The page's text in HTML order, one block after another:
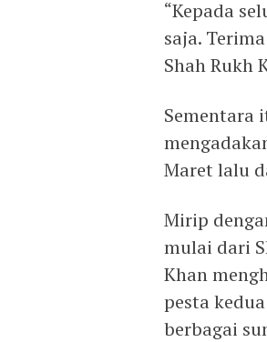
“Kepada
saja.
Shah Rukh
Sementara
Maret lalu
Mirip
mulai dari
Khan
pesta
berbagai